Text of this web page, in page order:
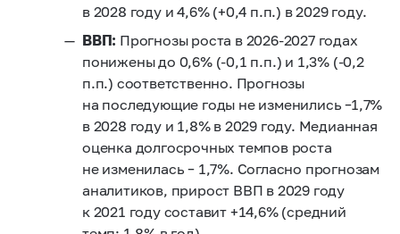
в 2028 году и 4,6% (+0,4 п.п.) в 2029 году.
ВВП: Прогнозы роста в 2026-2027годах
понижены до 0,6% (-0,1 п.п.) и 1,3% (-0,2
п.п.) соответственно. Прогнозы
на последующие годы не изменились –1,7%
в 2028 году и 1,8% в 2029 году. Медианная
оценка долгосрочных темпов роста
не изменилась – 1,7%. Согласно прогнозам
аналитиков, прирост ВВП в 2029 году
к 2021 году составит +14,6% (средний